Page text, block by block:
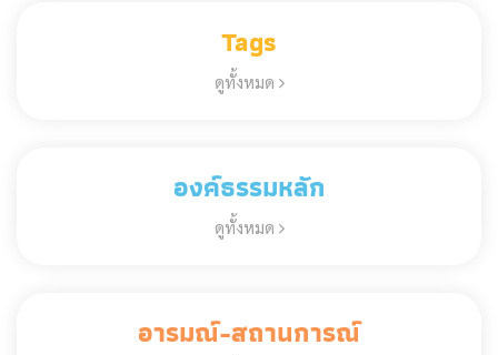
Tags
ดูทั้งหมด
องค์ธรรมหลัก
ดูทั้งหมด
อารมณ์-สถานการณ์